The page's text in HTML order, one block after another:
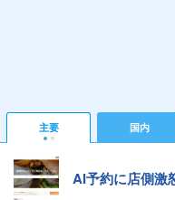
主要 国内
AI予約に店側激